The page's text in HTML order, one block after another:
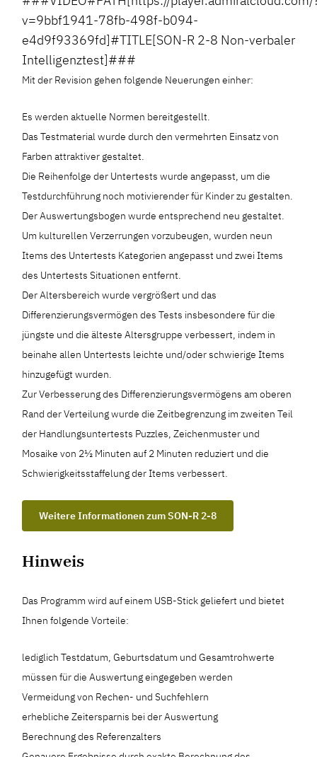
v=9bbf1941-78fb-498f-b094-
e4d9f93369fd]#TITLE[SON-R 2-8 Non-verbaler
Intelligenztest]###
Mit der Revision gehen folgende Neuerungen einher:
Es werden aktuelle Normen bereitgestellt.
Das Testmaterial wurde durch den vermehrten Einsatz von
Farben attraktiver gestaltet.
Die Reihenfolge der Untertests wurde angepasst, um die
Testdurchführung noch motivierender für Kinder zu gestalten.
Der Auswertungsbogen wurde entsprechend neu gestaltet.
Um kulturellen Verzerrungen vorzubeugen, wurden neun
Items des Untertests Kategorien angepasst und zwei Items
des Untertests Situationen entfernt.
Der Altersbereich wurde vergrößert und das
Differenzierungsvermögen des Tests insbesondere für die
jüngste und die älteste Altersgruppe verbessert, indem in
beinahe allen Untertests leichte und/oder schwierige Items
hinzugefügt wurden.
Zur Verbesserung des Differenzierungsvermögens am oberen
Rand der Verteilung wurde die Zeitbegrenzung im zweiten Teil
der Handlungsuntertests Puzzles, Zeichenmuster und
Mosaike von 2½ Minuten auf 2 Minuten reduziert und die
Schwierigkeitsstaffelung der Items verbessert.
Weitere Informationen zum SON-R 2-8
Hinweis
Das Programm wird auf einem USB-Stick geliefert und bietet
Ihnen folgende Vorteile:
lediglich Testdatum, Geburtsdatum und Gesamtrohwerte
müssen für die Auswertung eingegeben werden
Vermeidung von Rechen- und Suchfehlern
erhebliche Zeitersparnis bei der Auswertung
Berechnung des Referenzalters